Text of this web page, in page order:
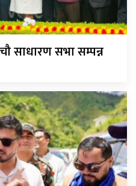
साधारण सभा सम्पन्न